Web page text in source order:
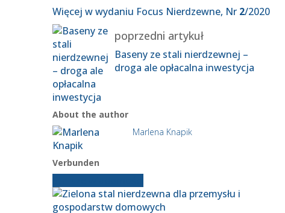
Więcej w wydaniu Focus Nierdzewne, Nr 2/2020
poprzedni artykuł
Baseny ze stali nierdzewnej –
droga ale opłacalna inwestycja
About the author
Marlena Knapik
Verbunden